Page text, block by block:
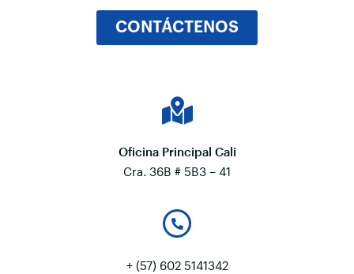
CONTÁCTENOS
Oficina Principal Cali
Cra. 36B # 5B3 – 41
+ (57) 602 5141342